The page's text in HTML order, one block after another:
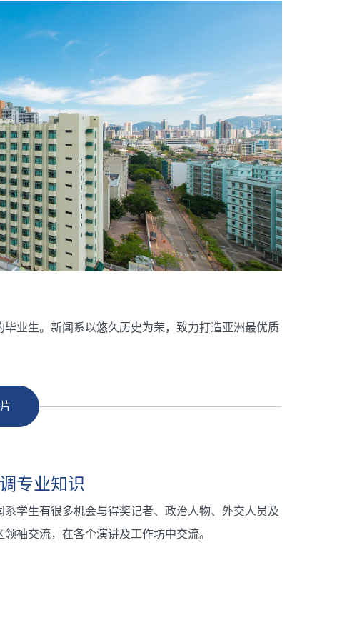
业生。新闻系以悠久历史为荣，致力打造亚洲最优质
专业知识
系学生有很多机会与得奖记者、政治人物、外交人员及
领袖交流，在各个演讲及工作坊中交流。